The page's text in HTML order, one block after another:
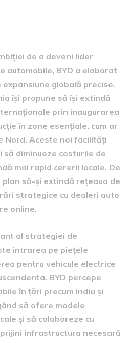
de a deveni lider
automobile, BYD a elaborat
globală precise.
își propune să își extindă
prin inaugurarea
în zone esențiale, cum ar
Nord. Aceste noi facilități
diminueze costurile de
mai rapid cererii locale. De
plan să-și extindă rețeaua de
strategice cu dealeri auto
online.
al strategiei de
intrarea pe piețele
pentru vehicule electrice
BYD percepe
în țări precum India și
să ofere modele
și să colaboreze cu
infrastructura necesară